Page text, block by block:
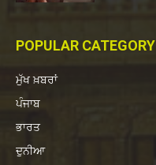
POPULAR CATEGORY
ਮੁੱਖ ਖ਼ਬਰਾਂ
ਪੰਜਾਬ
ਭਾਰਤ
ਦੁਨੀਆ